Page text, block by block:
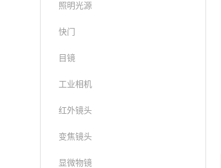
照明光源
快门
目镜
工业相机
红外镜头
变焦镜头
显微物镜